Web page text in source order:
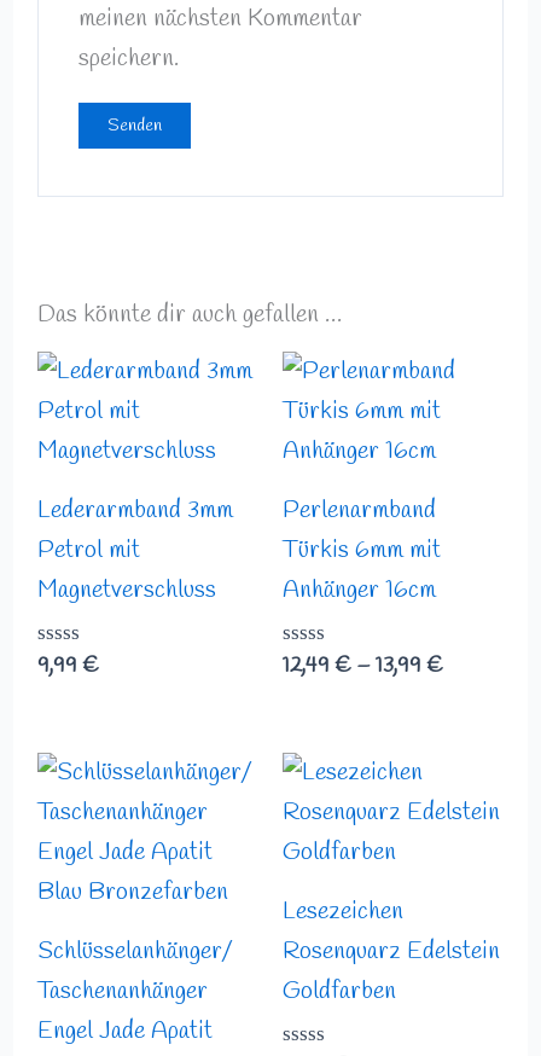
meinen nächsten Kommentar
speichern.
Das könnte dir auch gefallen …
Lederarmband 3mm
Petrol mit
Magnetverschluss
Bewertet
mit
9,99 €
Perlenarmband
Türkis 6mm mit
Anhänger 16cm
Bewertet
mit
12,49 € –13,99 €
Schlüsselanhänger/
Taschenanhänger
Engel Jade Apatit
Lesezeichen
Rosenquarz Edelstein
Goldfarben